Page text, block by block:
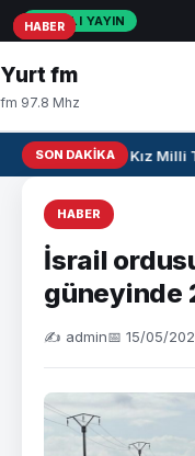
CANLI YAYIN
Yurt fm
fm 97.8 Mhz
SON DAKIKAU17 Kız Milli
HABER
İsrail
güneyinde
✍️ admin📅 15/05/
HABER
HABER
HABER